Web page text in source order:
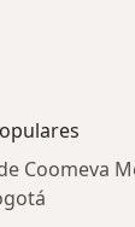
Coomeva